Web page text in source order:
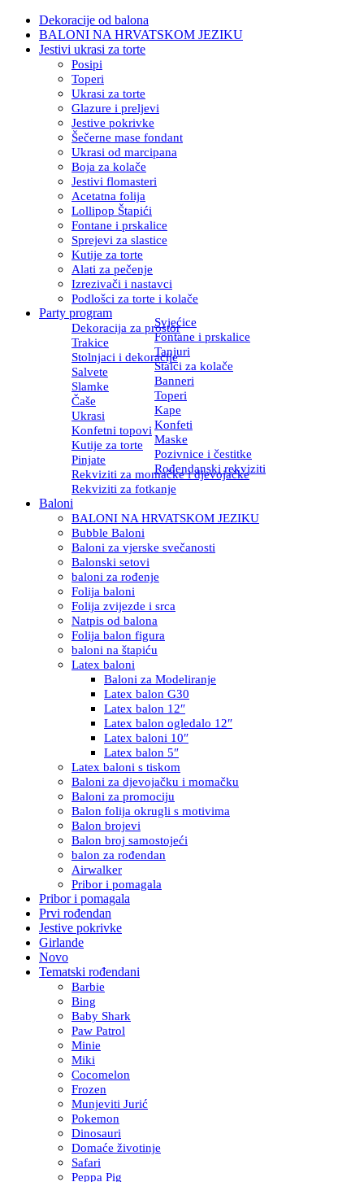
Dekoracije od balona
BALONI NA HRVATSKOM JEZIKU
Jestivi ukrasi za torte
Posipi
Toperi
Ukrasi za torte
Glazure i preljevi
Jestive pokrivke
Šečerne mase fondant
Ukrasi od marcipana
Boja za kolače
Jestivi flomasteri
Acetatna folija
Lollipop Štapići
Fontane i prskalice
Sprejevi za slastice
Kutije za torte
Alati za pečenje
Izrezivači i nastavci
Podlošci za torte i kolače
Party program
Dekoracija za prostor
Svjećice
Trakice
Fontane i prskalice
Stolnjaci i dekoracije
Tanjuri
Salvete
Stalci za kolače
Slamke
Banneri
Čaše
Toperi
Ukrasi
Kape
Konfetni topovi Konfeti
Kutije za torte
Maske
Pinjate
Pozivnice i čestitke
Rekviziti za momačke i djevojačke
Rođendanski rekviziti
Rekviziti za fotkanje
Baloni
BALONI NA HRVATSKOM JEZIKU
Bubble Baloni
Baloni za vjerske svečanosti
Balonski setovi
baloni za rođenje
Folija baloni
Folija zvijezde i srca
Natpis od balona
Folija balon figura
baloni na štapiću
Latex baloni
Baloni za Modeliranje
Latex balon G30
Latex balon 12″
Latex balon ogledalo 12″
Latex baloni 10″
Latex balon 5″
Latex baloni s tiskom
Baloni za djevojačku i momačku
Baloni za promociju
Balon folija okrugli s motivima
Balon brojevi
Balon broj samostojeći
balon za rođendan
Airwalker
Pribor i pomagala
Pribor i pomagala
Prvi rođendan
Jestive pokrivke
Girlande
Novo
Tematski rođendani
Barbie
Bing
Baby Shark
Paw Patrol
Minie
Miki
Cocomelon
Frozen
Munjeviti Jurić
Pokemon
Dinosauri
Domaće životinje
Safari
Peppa Pig